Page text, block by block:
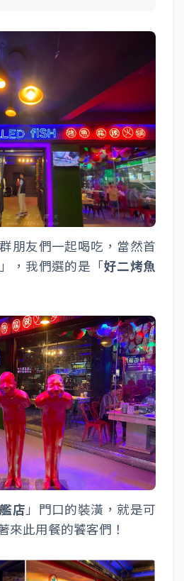
朋友們一起喝吃，當然首
」，我們選的是「好二烤魚
店」門口的裝潢，就是可
來此用餐的饕客們！